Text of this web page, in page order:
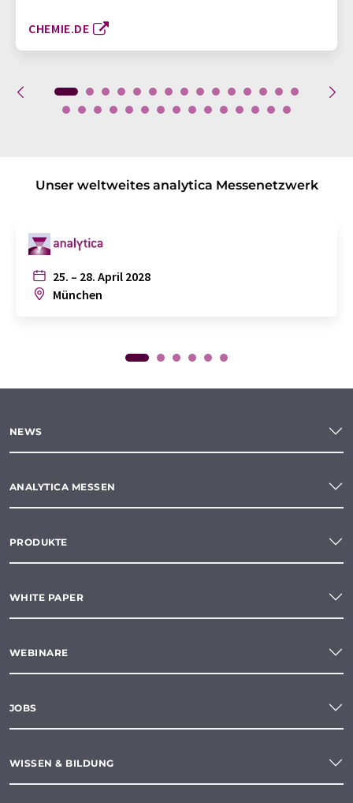
CHEMIE.DE
Unser weltweites analytica Messenetzwerk
25. – 28. April 2028
München
NEWS
ANALYTICA MESSEN
PRODUKTE
WHITE PAPER
WEBINARE
JOBS
WISSEN & BILDUNG